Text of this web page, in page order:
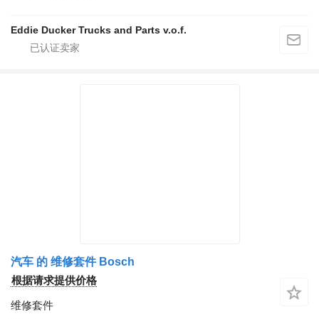
Eddie Ducker Trucks and Parts v.o.f.
汽车 的 维修套件 Bosch
根据请求提供价格
维修套件